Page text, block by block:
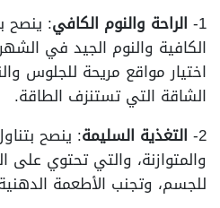
1- الراحة والنوم الكافي: ينصح
الكافية والنوم الجيد في
اختيار مواقع مريحة للجلوس
الشاقة التي تستنزف الطاقة.
2- التغذية السليمة: ينصح
والمتوازنة، والتي تحتوي على
للجسم، وتجنب الأطعمة